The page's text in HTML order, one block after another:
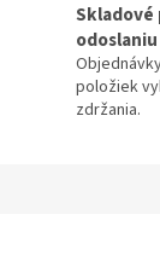
odoslaniu
položiek
zdržania.